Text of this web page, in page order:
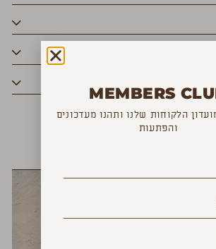
YOU MAY ALSO
MEMBERS
הלקוחות שלנו ותהנו מעדכונים
והפתעות